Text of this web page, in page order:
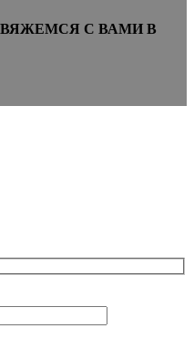
С ВАМИ В